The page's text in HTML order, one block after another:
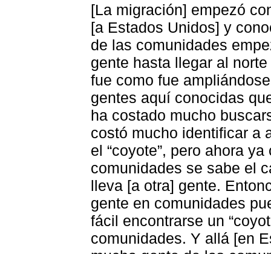
[La migración] empezó
[a Estados Unidos] y
de las comunidades
gente hasta llegar al
fue como fue
gentes aquí conocidas
ha costado mucho
costó mucho identificar a
el “coyote”, pero ahora
comunidades se sabe el
lleva [a otra] gente.
gente en comunidades
fácil encontrarse un
comunidades. Y allá [en